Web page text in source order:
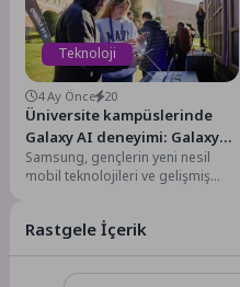
Teknoloji
4 Ay Önce 20
Üniversite kampüslerinde
Galaxy AI deneyimi: Galaxy
Intelligence Hunt başladı
Samsung, gençlerin yeni nesil
mobil teknolojileri ve gelişmiş
sağlamak amacıyla...
Rastgele İçerik